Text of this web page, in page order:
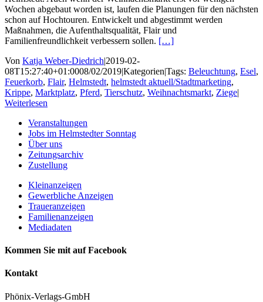
Wochen abgebaut worden ist, laufen die Planungen für den nächsten
schon auf Hochtouren. Entwickelt und abgestimmt werden
Maßnahmen, die Aufenthaltsqualität, Flair und
Familienfreundlichkeit verbessern sollen. […]
Von Katja Weber-Diedrich|2019-02-
08T15:27:40+01:0008/02/2019|Kategorien|Tags: Beleuchtung, Esel,
Feuerkorb, Flair, Helmstedt, helmstedt aktuell/Stadtmarketing,
Krippe, Marktplatz, Pferd, Tierschutz, Weihnachtsmarkt, Ziege|
Weiterlesen
Veranstaltungen
Jobs im Helmstedter Sonntag
Über uns
Zeitungsarchiv
Zustellung
Kleinanzeigen
Gewerbliche Anzeigen
Traueranzeigen
Familienanzeigen
Mediadaten
Kommen Sie mit auf Facebook
Kontakt
Phönix-Verlags-GmbH